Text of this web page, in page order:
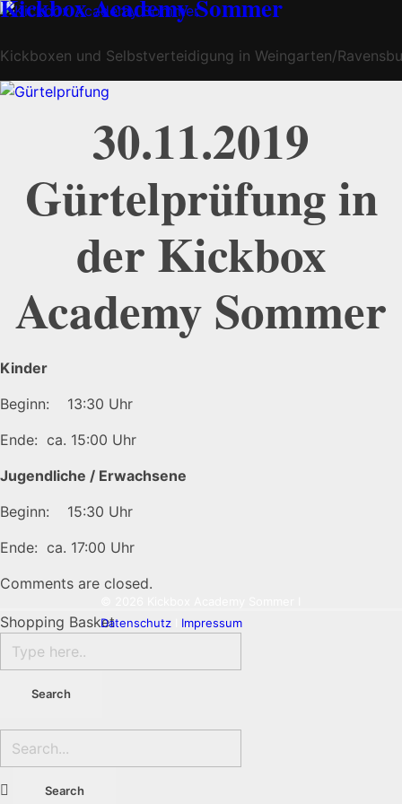
Kickbox Academy Sommer
Kickboxen und Selbstverteidigung in Weingarten/
30.11.2019
Gürtelprüfung in
der Kickbox
Academy Sommer
Kinder
Beginn: 13:30 Uhr
Ende: ca. 15:00 Uhr
Jugendliche / Erwachsene
Beginn: 15:30 Uhr
Ende: ca. 17:00 Uhr
Comments are closed.
Datenschutz
Impressum
Shopping Basket